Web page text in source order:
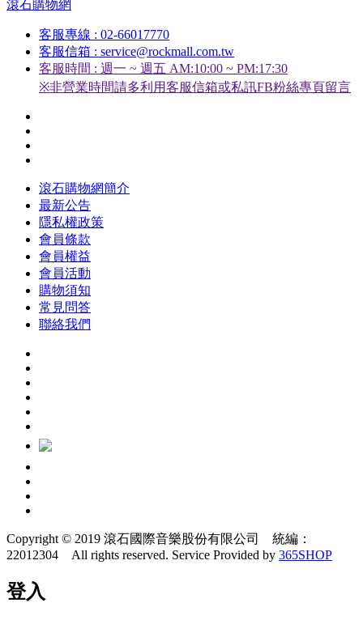
滾石購物網
客服專線 : 02-66017770
客服信箱 : service@rockmall.com.tw
客服時間 : 週一 ~ 週五 AM:10:00 ~ PM:17:30
※非營業時間請多利用客服信箱或私訊FB粉絲專頁留言
滾石購物網簡介
最新公告
隱私權政策
會員條款
會員權益
會員活動
購物須知
常見問答
聯絡我們
Copyright © 2019 滾石國際音樂股份有限公司 統編：
22012304 All rights reserved. Service Provided by 365SHOP
登入